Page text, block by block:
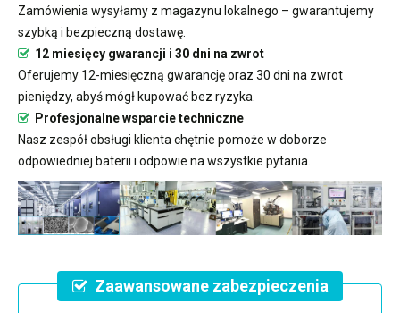
Zamówienia wysyłamy z magazynu lokalnego – gwarantujemy
szybką i bezpieczną dostawę.
12 miesięcy gwarancji i 30 dni na zwrot
Oferujemy 12-miesięczną gwarancję oraz 30 dni na zwrot
pieniędzy, abyś mógł kupować bez ryzyka.
Profesjonalne wsparcie techniczne
Nasz zespół obsługi klienta chętnie pomoże w doborze
odpowiedniej baterii i odpowie na wszystkie pytania.
Zaawansowane zabezpieczenia